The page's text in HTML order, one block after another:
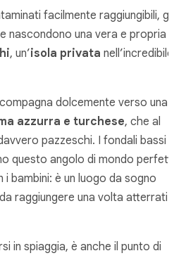
facilmente raggiungibili, gli
nascondono una vera e propria
, un’isola privata nell’incredibile
dolcemente verso una
azzurra e turchese, che al
pazzeschi. I fondali bassi
questo angolo di mondo
bambini: è un luogo da sogno
raggiungere una volta atterrati
in spiaggia, è anche il punto di